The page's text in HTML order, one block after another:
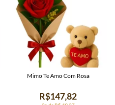
R$147,82
Mimo Te Amo Com Rosa